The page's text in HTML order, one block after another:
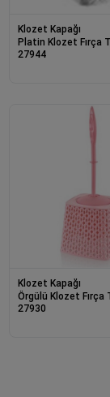
Klozet Kapağı
Platin Klozet Fırça
27944
Klozet Kapağı
Örgülü Klozet Fırça
27930